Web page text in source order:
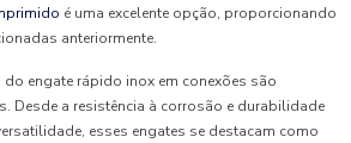
é uma excelente opção, proporcionando
anteriormente.
do engate rápido inox em conexões são
Desde a resistência à corrosão e durabilidade
esses engates se destacam como